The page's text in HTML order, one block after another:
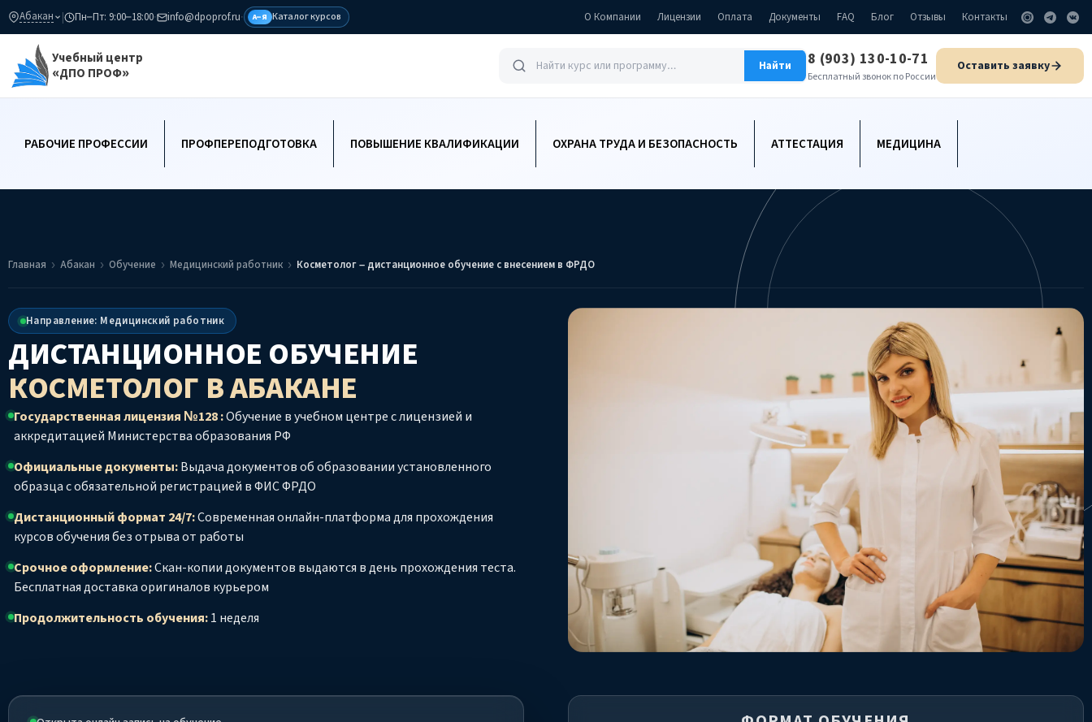
Абакан | Пн–Пт: 9:00–18:00· info@dpoprof.ru· А–Я Каталог курсов О Компании Лицензии Оплата Документы FAQ Блог Отзывы Контакты
Учебный центр
«ДПО ПРОФ»
Найти 8 (903) 130-10-71
Бесплатный звонок по России
Оставить заявку
РАБОЧИЕ ПРОФЕССИИ ПРОФПЕРЕПОДГОТОВКА ПОВЫШЕНИЕ КВАЛИФИКАЦИИ ОХРАНА ТРУДА И БЕЗОПАСНОСТЬ АТТЕСТАЦИЯ МЕДИЦИНА
Главная Абакан Обучение Медицинский работник Косметолог – дистанционное обучение с внесением в ФРДО
Направление: Медицинский работник
ДИСТАНЦИОННОЕ ОБУЧЕНИЕ
КОСМЕТОЛОГ В АБАКАНЕ
Государственная лицензия №128 :Обучение в учебном центре с лицензией и
аккредитацией Министерства образования РФ
Официальные документы:Выдача документов об образовании установленного
образца с обязательной регистрацией в ФИС ФРДО
Дистанционный формат 24/7:Современная онлайн-платформа для прохождения
курсов обучения без отрыва от работы
Срочное оформление:Скан-копии документов выдаются в день прохождения теста.
Бесплатная доставка оригиналов курьером
Продолжительность обучения:1 неделя